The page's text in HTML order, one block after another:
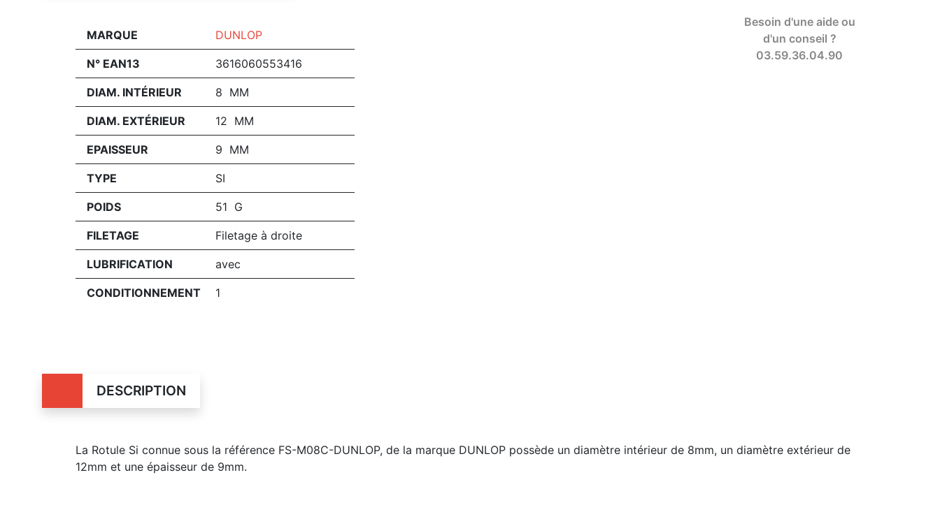
Besoin d'une aide ou
d'un conseil ?
03.59.36.04.90
MARQUE DUNLOP
N° EAN13 3616060553416
DIAM. INTÉRIEUR 8 MM
DIAM. EXTÉRIEUR 12 MM
EPAISSEUR 9 MM
TYPE SI
POIDS 51 G
FILETAGE Filetage à droite
LUBRIFICATION avec
CONDITIONNEMENT 1
DESCRIPTION
La Rotule Si connue sous la référence FS-M08C-DUNLOP, de la marque DUNLOP possède un diamètre intérieur de 8mm, un diamètre extérieur de
12mm et une épaisseur de 9mm.